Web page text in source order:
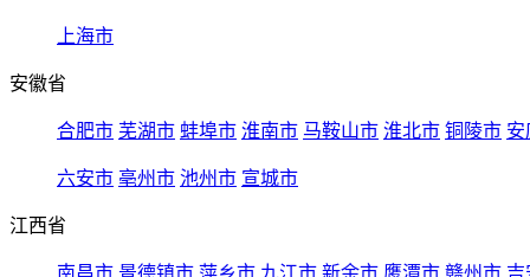
上海市
安徽省
合肥市 芜湖市 蚌埠市 淮南市 马鞍山市 淮北市 铜陵市 安
六安市 亳州市 池州市 宣城市
江西省
南昌市 景德镇市 萍乡市 九江市 新余市 鹰潭市 赣州市 吉